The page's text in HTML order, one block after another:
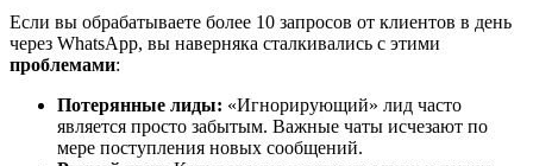
Если вы обрабатываете более 10 запросов от клиентов в день
через WhatsApp, вы наверняка сталкивались с этими
проблемами:
Потерянные лиды: «Игнорирующий» лид часто
является просто забытым. Важные чаты исчезают по
мере поступления новых сообщений.